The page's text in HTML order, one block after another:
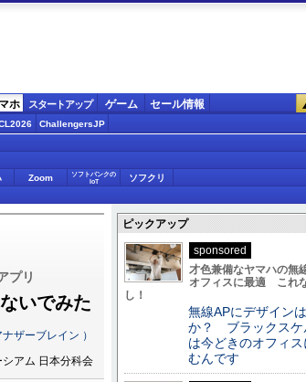
ホ スタートアップ ゲーム セール情報
ChallengersJP
Zoom
ソフトバンクの
IoT
ソフクリ
プリ
いでみた
ザーブレイン ）
アム 日本分科会
ピックアップ
sponsored
才色兼備なヤマハの無
オフィスに最適 これ
し！
無線APにデザイン
か？ ブラックスケ
は今どきのオフィ
むんです